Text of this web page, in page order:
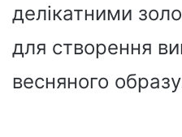
делікатними
для створення
весняного